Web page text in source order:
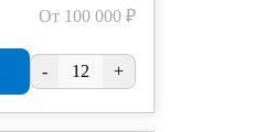
От 100 000 ₽
- +